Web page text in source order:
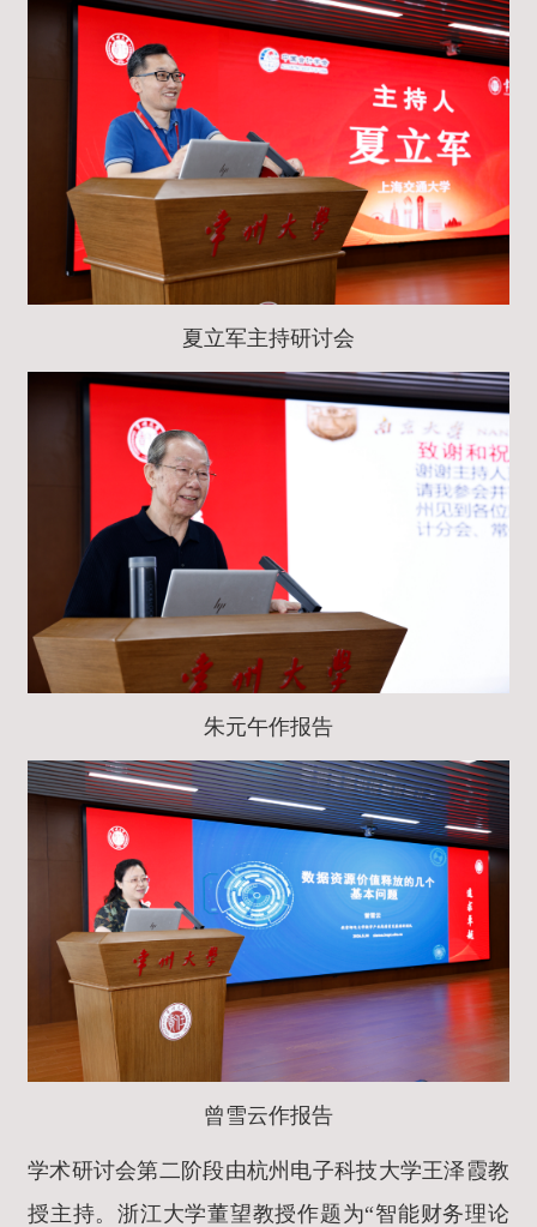
夏立军主持研讨会
朱元午作报告
曾雪云作报告
学术研讨会第二阶段由杭州电子科技大学王泽霞教
授主持。浙江大学董望教授作题为“智能财务理论